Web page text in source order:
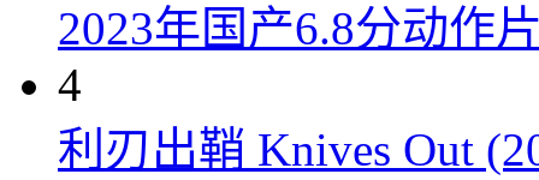
2023年国产6.8分动作
4
利刃出鞘 Knives Out